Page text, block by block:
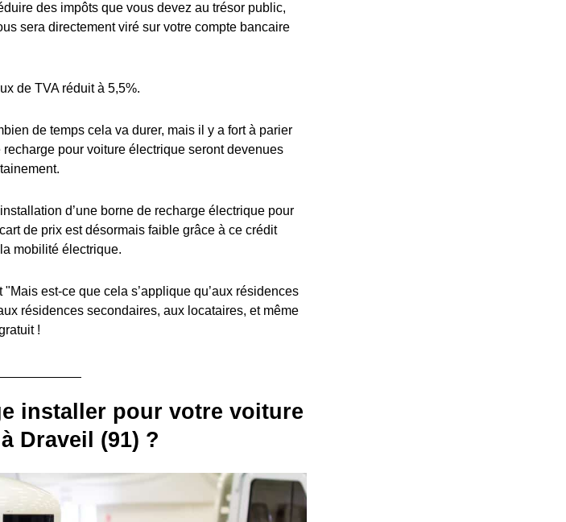
des impôts que vous devez au trésor public,
sera directement viré sur votre compte bancaire
de TVA réduit à 5,5%.
de temps cela va durer, mais il y a fort à parier
pour voiture électrique seront devenues
d’une borne de recharge électrique pour
de prix est désormais faible grâce à ce crédit
mobilité électrique.
est-ce que cela s’applique qu’aux résidences
résidences secondaires, aux locataires, et même
!
installer pour votre voiture
Draveil (91) ?